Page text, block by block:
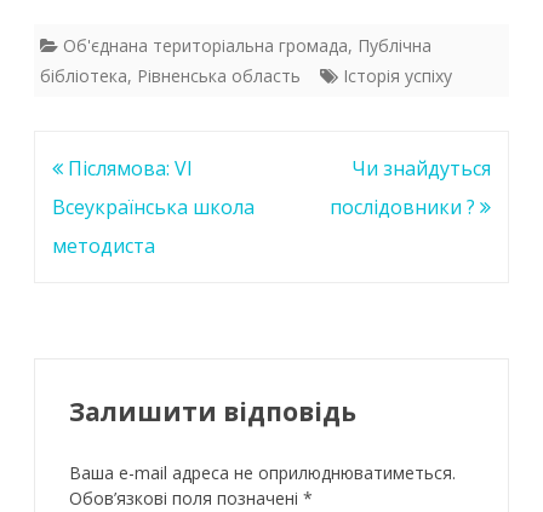
e
b
o
k
itt
er
at
s
p
p
k
e
Об'єднана територіальна громада, Публічна
бібліотека, Рівненська область Історія успіху
Навігація
записів
Післямова: VI
Всеукраїнська школа
методиста
Чи знайдуться
послідовники ?
Залишити відповідь
Ваша e-mail адреса не оприлюднюватиметься.
Обов’язкові поля позначені *